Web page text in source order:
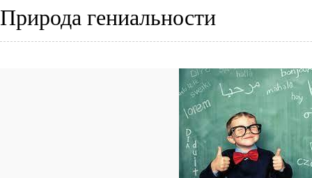
Природа гениальности